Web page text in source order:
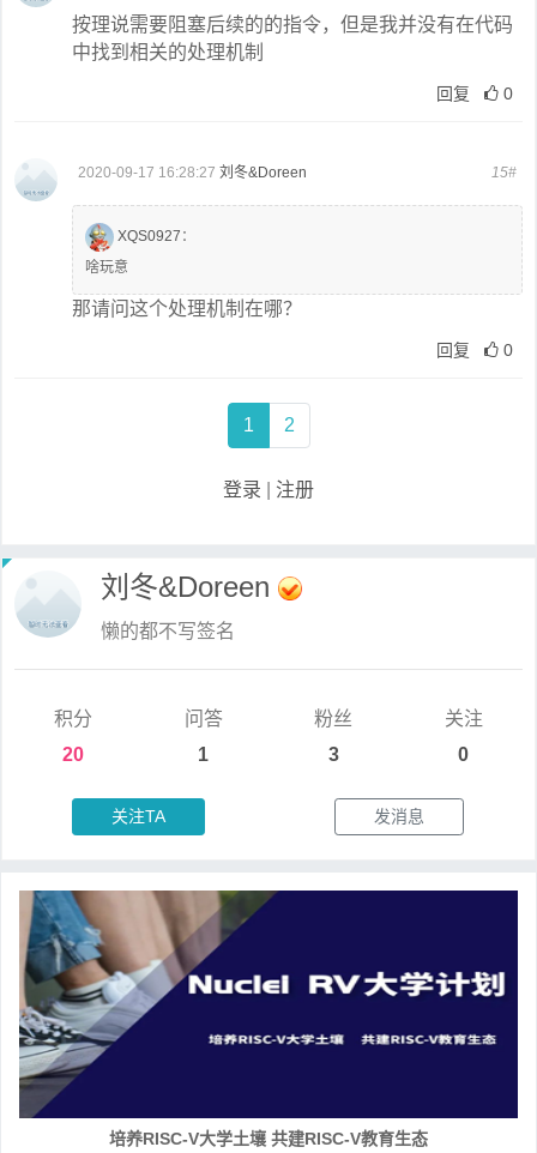
按理说需要阻塞后续的的指令，但是我并没有在代码
中找到相关的处理机制
回复 0
2020-09-17 16:28:27 刘冬&Doreen 15#
XQS0927 ：
啥玩意
那请问这个处理机制在哪？
回复 0
1 2
登录 注册
刘冬&Doreen
懒的都不写签名
积分
20
问答
1
粉丝
3
关注
0
关注TA 发消息
培养RISC-V大学土壤 共建RISC-V教育生态